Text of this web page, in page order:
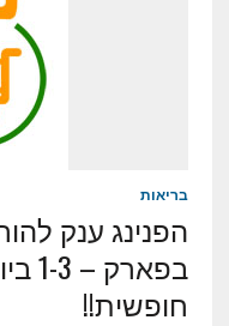
בריאות
הפנינג ענק
חופשית!!